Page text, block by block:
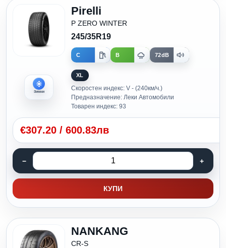
Зимни
Pirelli
P ZERO WINTER
245/35R19
C B 72dB
XL
Скоростен индекс: V - (240км/ч.)
Предназначение: Леки Автомобили
Товарен индекс: 93
€307.20 / 600.83лв
КУПИ
NANKANG
CR-S